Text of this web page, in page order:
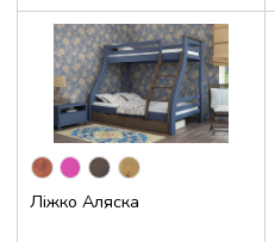
214x189x96
214x209x102
214x209x122
214x209x96
215x179x123
215x180x113
Ліжко Аляска